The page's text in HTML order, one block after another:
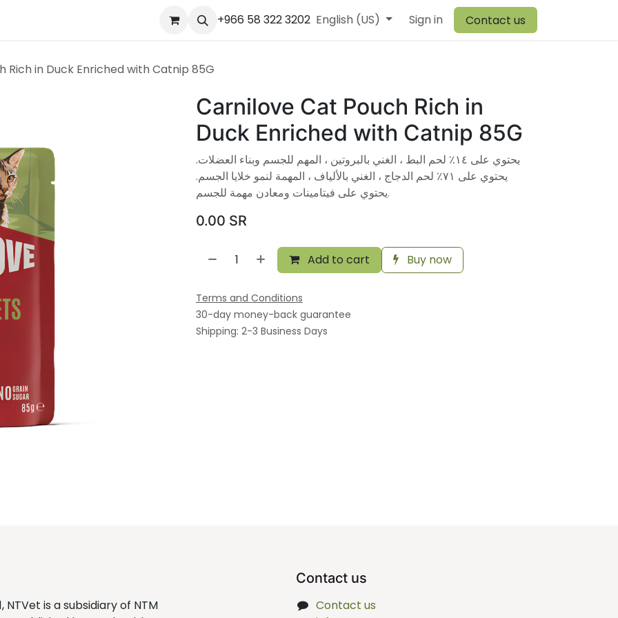
Appointment Jobs Contact us Our Team Browiner Comen Warehouse
+966 58 322 3202 English (US) Sign in Contact us
Rich in Duck Enriched with Catnip 85G
Carnilove Cat Pouch Rich in
Duck Enriched with Catnip 85G
يحتوي على ١٤٪ لحم البط ، الغني بالبروتين ، المهم للجسم وبناء العضلات.
يحتوي على ٧١٪ لحم الدجاج ، الغني بالألياف ، المهمة لنمو خلايا الجسم.
يحتوي على فيتامينات ومعادن مهمة للجسم.
0.00 SR
Add to cart Buy now
Terms and Conditions
30-day money-back guarantee
Shipping: 2-3 Business Days
NTVet is a subsidiary of NTM
Contact us
Contact us